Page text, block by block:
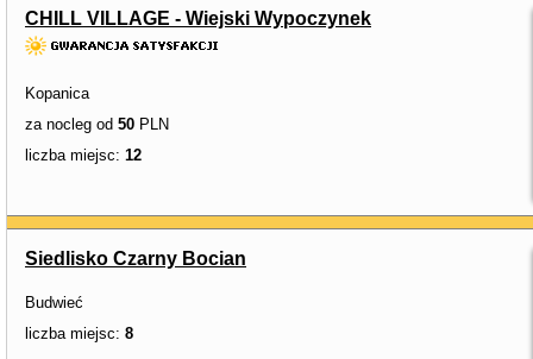
CHILL VILLAGE - Wiejski Wypoczynek
Kopanica
za nocleg od 50 PLN
liczba miejsc: 12
Siedlisko Czarny Bocian
Budwieć
liczba miejsc: 8